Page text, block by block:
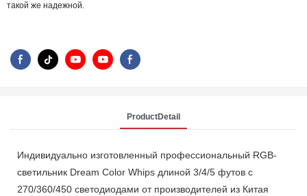
такой же надежной.
ProductDetail
Индивидуально изготовленный профессиональный RGB-
светильник Dream Color Whips длиной 3/4/5 футов с
270/360/450 светодиодами от производителей из Китая